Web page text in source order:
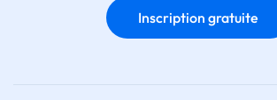
Inscription gratuite